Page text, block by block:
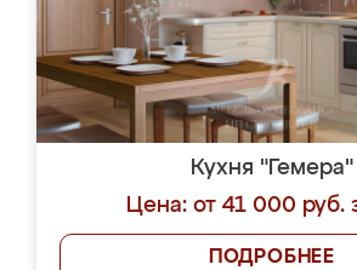
Кухня "Гемера"
Цена: от 41 000 руб.
ПОДРОБНЕЕ